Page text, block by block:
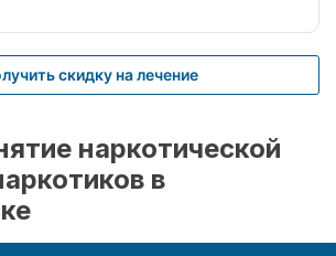
скидку на лечение
наркотической
в